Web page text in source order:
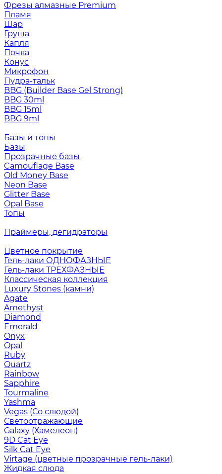
Фрезы алмазные Premium
Пламя
Шар
Груша
Капля
Почка
Конус
Микрофон
Пудра-тальк
BBG (Builder Base Gel Strong)
BBG 30ml
BBG 15ml
BBG 9ml
Базы и топы
Базы
Прозрачные базы
Camouflage Base
Old Money Base
Neon Base
Glitter Base
Opal Base
Топы
Праймеры, дегидраторы
Цветное покрытие
Гель-лаки ОДНОФАЗНЫЕ
Гель-лаки ТРЕХФАЗНЫЕ
Классическая коллекция
Luxury Stones (камни)
Agate
Amethyst
Diamond
Emerald
Onyx
Opal
Ruby
Quartz
Rainbow
Sapphire
Tourmaline
Yashma
Vegas (Со слюдой)
Светоотражающие
Galaxy (Хамелеон)
9D Cat Eye
Silk Cat Eye
Virtage (цветные прозрачные гель-лаки)
Жидкая слюда